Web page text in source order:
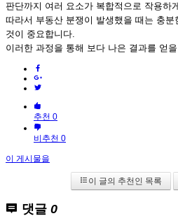
판단까지 여러 요소가 복합적으로 작용하
따라서 부동산 분쟁이 발생했을 때는 충
것이 중요합니다.
이러한 과정을 통해 보다 나은 결과를 얻
추천 0
비추천 0
이 게시물을
이 글의 추천인 목록
댓글 0